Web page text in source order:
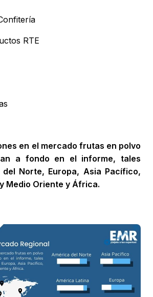
RTE
en el mercado frutas en polvo
a fondo en el informe, tales
Norte, Europa, Asia Pacífico,
Medio Oriente y África.